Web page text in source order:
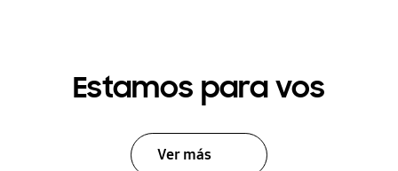
Estamos para vos
Ver más